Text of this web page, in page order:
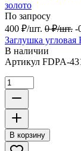
По запросу
400 ₽/шт. 0 ₽/шт. -
Заглушка
В наличии
Артикул FDPA-
В корзину